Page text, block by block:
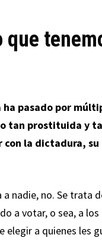
que
pasado por
tan prostituida y
con la dictadura,
a nadie, no. Se trata
a votar, o sea, a
a quienes les